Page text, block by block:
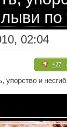
по
02:04
+27
упорство и